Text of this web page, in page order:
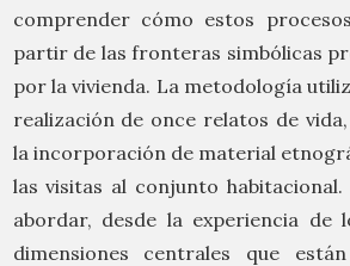
comprender cómo estos
partir de las fronteras simbólicas
por la vivienda. La metodología
realización de once relatos de
la incorporación de material
las visitas al conjunto
abordar, desde la experiencia de
dimensiones centrales que